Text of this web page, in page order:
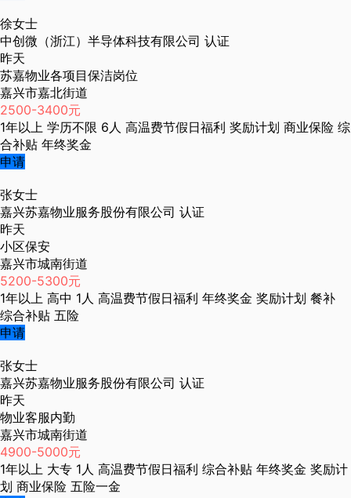
徐女士
中创微（浙江）半导体科技有限公司 认证
昨天
苏嘉物业各项目保洁岗位
嘉兴市嘉北街道
2500-3400元
1年以上 学历不限 6人 高温费节假日福利 奖励计划 商业保险 综
合补贴 年终奖金
申请
张女士
嘉兴苏嘉物业服务股份有限公司 认证
昨天
小区保安
嘉兴市城南街道
5200-5300元
1年以上 高中 1人 高温费节假日福利 年终奖金 奖励计划 餐补
综合补贴 五险
申请
张女士
嘉兴苏嘉物业服务股份有限公司 认证
昨天
物业客服内勤
嘉兴市城南街道
4900-5000元
1年以上 大专 1人 高温费节假日福利 综合补贴 年终奖金 奖励计
划 商业保险 五险一金